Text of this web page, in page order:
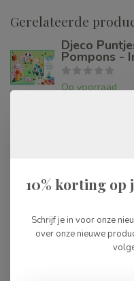
Gerelateerde
Djeco
Pompons -
Op voorraad
Djeco
Op voorraad
10% korting op
Schrijf je in voor onze
over onze nieuwe